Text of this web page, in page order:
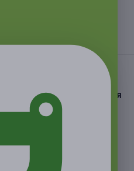
зон на выбор для
красоты».
д. 120